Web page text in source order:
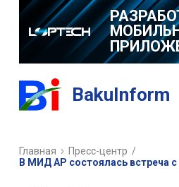
BakuInform
Главная Пресс-центр /
В МИД АР состоялась встреча